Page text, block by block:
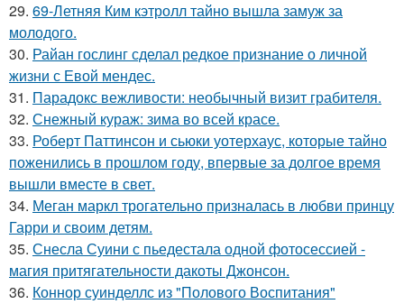
29. 69-Летняя Ким кэтролл тайно вышла замуж за
молодого.
30. Райан гослинг сделал редкое признание о личной
жизни с Евой мендес.
31. Парадокс вежливости: необычный визит грабителя.
32. Снежный кураж: зима во всей красе.
33. Роберт Паттинсон и сьюки уотерхаус, которые тайно
поженились в прошлом году, впервые за долгое время
вышли вместе в свет.
34. Меган маркл трогательно призналась в любви принцу
Гарри и своим детям.
35. Снесла Суини с пьедестала одной фотосессией -
магия притягательности дакоты Джонсон.
36. Коннор суинделлс из "Полового Воспитания"